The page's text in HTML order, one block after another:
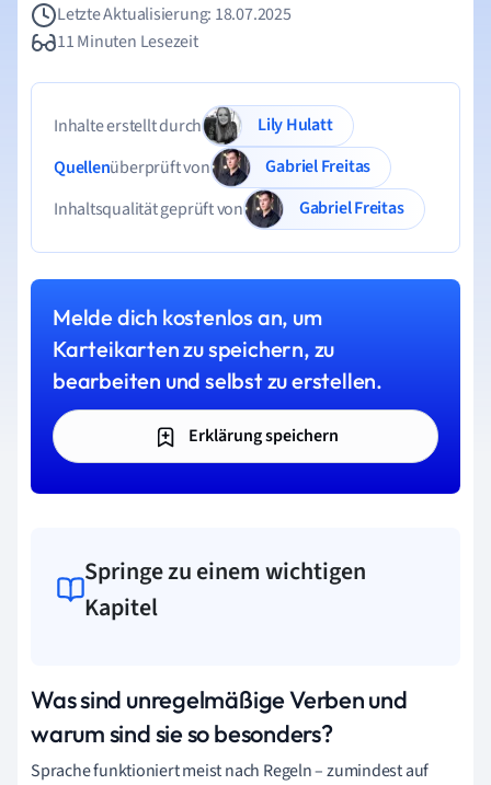
Letzte Aktualisierung: 18.07.2025
11 Minuten Lesezeit
Inhalte erstellt durch
Lily Hulatt
Quellenüberprüft von
Gabriel Freitas
Inhaltsqualität geprüft von
Gabriel Freitas
Melde dich kostenlos an, um
Karteikarten zu speichern, zu
bearbeiten und selbst zu erstellen.
Erklärung speichern
Springe zu einem wichtigen
Kapitel
Was sind unregelmäßige Verben und
warum sind sie so besonders?
Sprache funktioniert meist nach Regeln – zumindest auf